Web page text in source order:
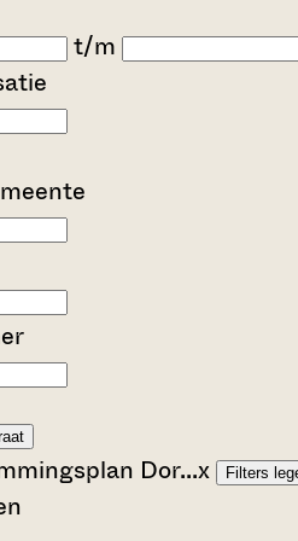
t/m
Dor...x Filters